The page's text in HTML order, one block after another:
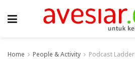
Home People & Activity Podcast